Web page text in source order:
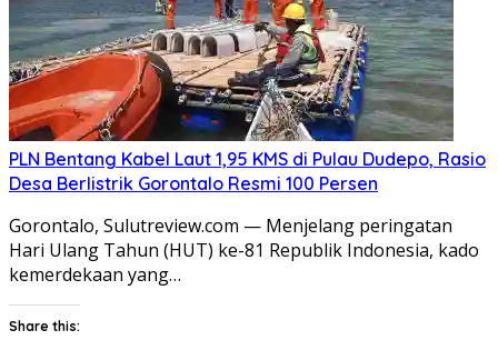
PLN Bentang Kabel Laut 1,95 KMS di Pulau Dudepo, Rasio
Desa Berlistrik Gorontalo Resmi 100 Persen
Gorontalo, Sulutreview.com — Menjelang peringatan
Hari Ulang Tahun (HUT) ke-81 Republik Indonesia, kado
kemerdekaan yang…
Share this: